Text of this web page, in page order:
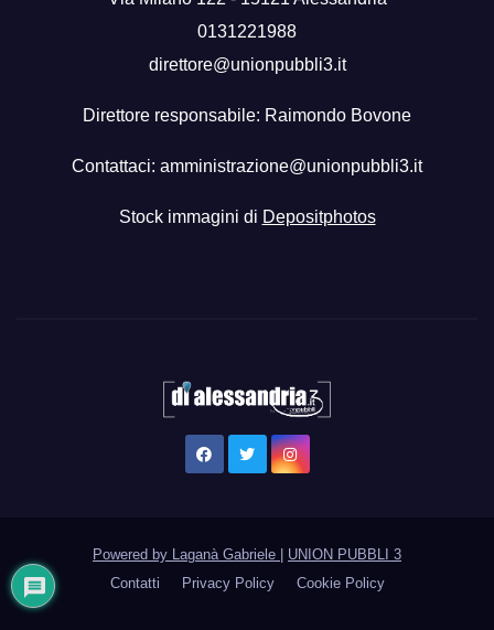
0131221988
direttore@unionpubbli3.it
Direttore responsabile: Raimondo Bovone
Contattaci: amministrazione@unionpubbli3.it
Stock immagini di Depositphotos
Powered by Laganà Gabriele
UNION PUBBLI 3
Contatti
Privacy Policy Cookie Policy